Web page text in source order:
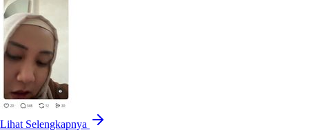
Lihat Selengkapnya